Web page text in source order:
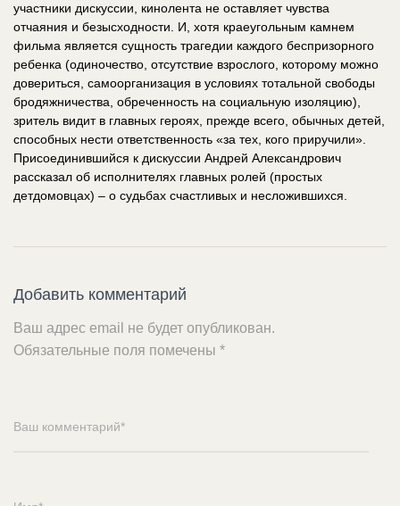
участники дискуссии, кинолента не оставляет чувства
отчаяния и безысходности. И, хотя краеугольным камнем
фильма является сущность трагедии каждого беспризорного
ребенка (одиночество, отсутствие взрослого, которому можно
довериться, самоорганизация в условиях тотальной свободы
бродяжничества, обреченность на социальную изоляцию),
зритель видит в главных героях, прежде всего, обычных детей,
способных нести ответственность «за тех, кого приручили».
Присоединившийся к дискуссии Андрей Александрович
рассказал об исполнителях главных ролей (простых
детдомовцах) – о судьбах счастливых и несложившихся.
Добавить комментарий
Ваш адрес email не будет опубликован.
Обязательные поля помечены *